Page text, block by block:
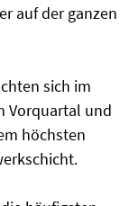
auf der ganzen
sich im
Vorquartal und
höchsten